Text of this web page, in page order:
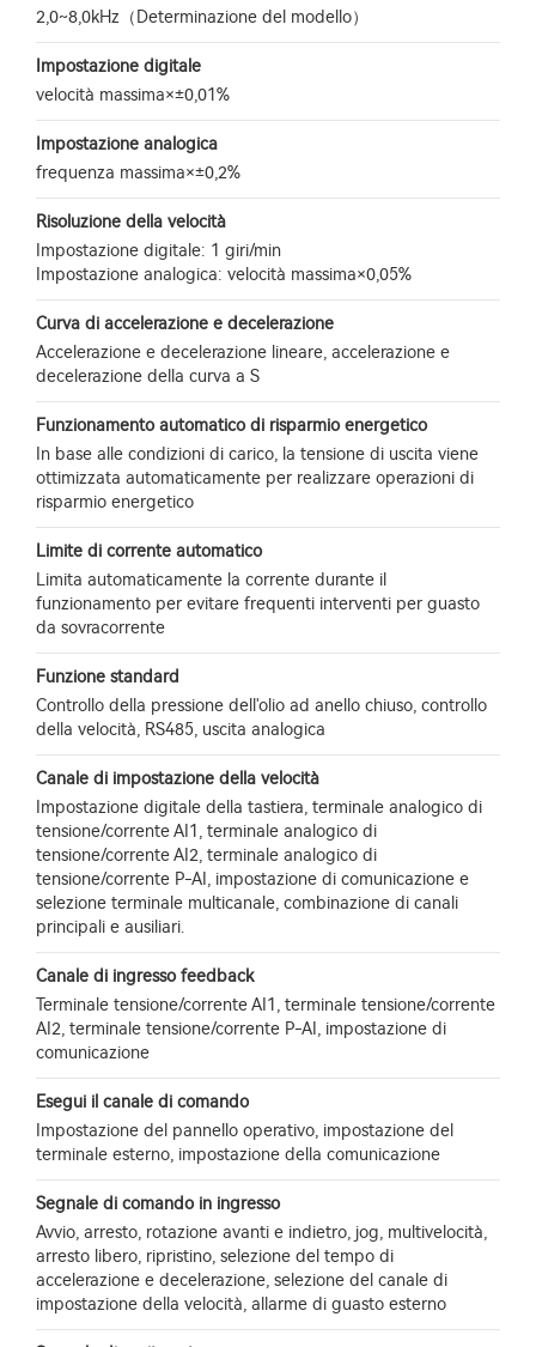
2,0~8,0kHz（Determinazione del modello）
Impostazione digitale
velocità massima×±0,01%
Impostazione analogica
frequenza massima×±0,2%
Risoluzione della velocità
Impostazione digitale: 1 giri/min
Impostazione analogica: velocità massima×0,05%
Curva di accelerazione e decelerazione
Accelerazione e decelerazione lineare, accelerazione e
decelerazione della curva a S
Funzionamento automatico di risparmio energetico
In base alle condizioni di carico, la tensione di uscita viene
ottimizzata automaticamente per realizzare operazioni di
risparmio energetico
Limite di corrente automatico
Limita automaticamente la corrente durante il
funzionamento per evitare frequenti interventi per guasto
da sovracorrente
Funzione standard
Controllo della pressione dell'olio ad anello chiuso, controllo
della velocità, RS485, uscita analogica
Canale di impostazione della velocità
Impostazione digitale della tastiera, terminale analogico di
tensione/corrente AI1, terminale analogico di
tensione/corrente AI2, terminale analogico di
tensione/corrente P-AI, impostazione di comunicazione e
selezione terminale multicanale, combinazione di canali
principali e ausiliari.
Canale di ingresso feedback
Terminale tensione/corrente AI1, terminale tensione/corrente
AI2, terminale tensione/corrente P-AI, impostazione di
comunicazione
Esegui il canale di comando
Impostazione del pannello operativo, impostazione del
terminale esterno, impostazione della comunicazione
Segnale di comando in ingresso
Avvio, arresto, rotazione avanti e indietro, jog, multivelocità,
arresto libero, ripristino, selezione del tempo di
accelerazione e decelerazione, selezione del canale di
impostazione della velocità, allarme di guasto esterno